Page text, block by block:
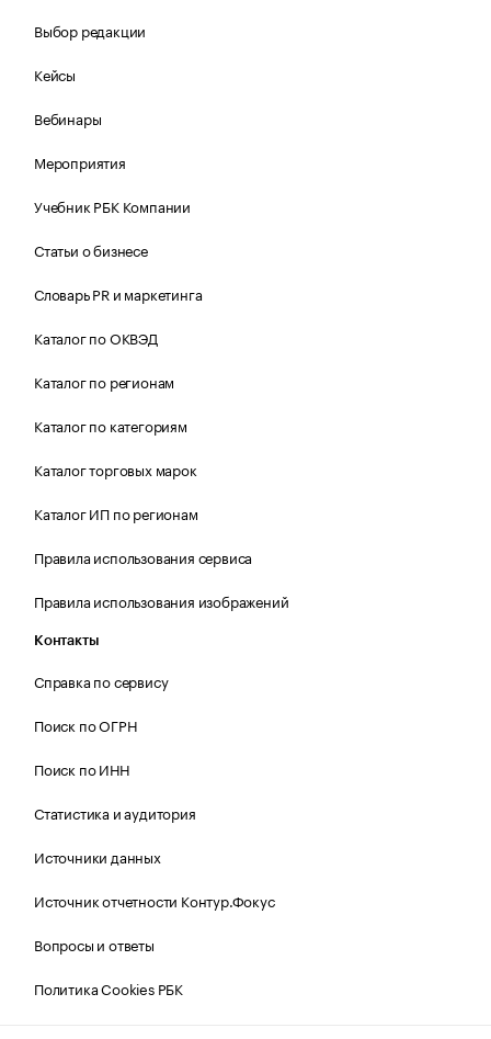
Выбор редакции
Кейсы
Вебинары
Мероприятия
Учебник РБК Компании
Статьи о бизнесе
Словарь PR и маркетинга
Каталог по ОКВЭД
Каталог по регионам
Каталог по категориям
Каталог торговых марок
Каталог ИП по регионам
Правила использования сервиса
Правила использования изображений
Контакты
Справка по сервису
Поиск по ОГРН
Поиск по ИНН
Статистика и аудитория
Источники данных
Источник отчетности Контур.Фокус
Вопросы и ответы
Политика Cookies РБК